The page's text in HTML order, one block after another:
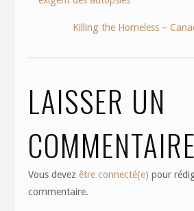
o
n
Killing the Homeless –
LAISSER UN
COMMENTAIRE
Vous devezêtre connecté(e) pour
commentaire.